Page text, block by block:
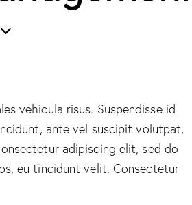
vehicula risus. Suspendisse id
ante vel suscipit volutpat,
adipiscing elit, sed do
eu tincidunt velit. Consectetur